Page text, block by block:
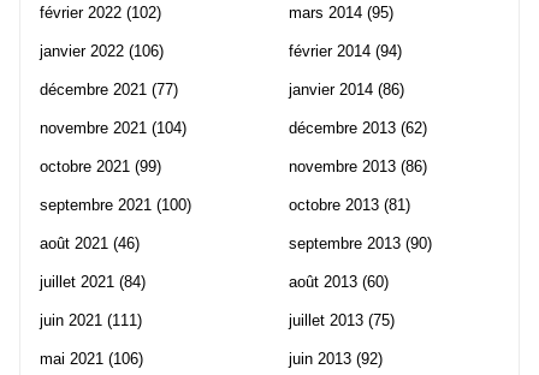
février 2022 (102)
janvier 2022 (106)
décembre 2021 (77)
novembre 2021 (104)
octobre 2021 (99)
septembre 2021 (100)
août 2021 (46)
juillet 2021 (84)
juin 2021 (111)
mai 2021 (106)
mars 2014 (95)
février 2014 (94)
janvier 2014 (86)
décembre 2013 (62)
novembre 2013 (86)
octobre 2013 (81)
septembre 2013 (90)
août 2013 (60)
juillet 2013 (75)
juin 2013 (92)